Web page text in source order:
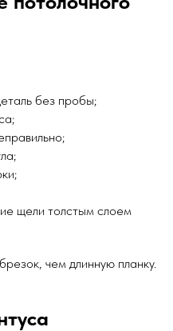
без пробы;
щели толстым слоем
чем длинную планку.